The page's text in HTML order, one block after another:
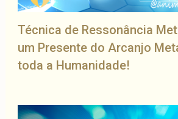
Técnica de Ressonância
um Presente do Arcanjo
toda a Humanidade!